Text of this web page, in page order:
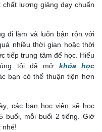
lượng giảng dạy chuẩn
đi làm và luôn bận rộn với
nhiều thời gian hoặc thời
tiếp trung tâm để học. Hiểu
tôi đã mở khóa
học
bạn có thể thuận tiện hơn
các bạn học viên sẽ học
buổi, mỗi buổi 2 tiếng. Giờ
nhé!